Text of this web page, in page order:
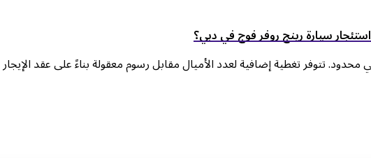
سيارة رينج روفر فوج في دبي؟
تتوفر تغطية إضافية لعدد الأميال مقابل رسوم معقولة بناءً على عقد الإيجار